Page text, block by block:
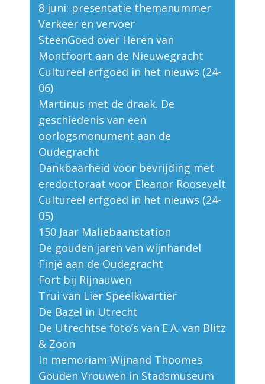
8 juni: presentatie themanummer
Verkeer en vervoer
SteenGoed over Heren van
Montfoort aan de Nieuwegracht
Cultureel erfgoed in het nieuws (24-
06)
Martinus met de draak. De
geschiedenis van een
oorlogsmonument aan de
Oudegracht
Dankbaarheid voor bevrijding met
eredoctoraat voor Eleanor Roosevelt
Cultureel erfgoed in het nieuws (24-
05)
150 Jaar Maliebaanstation
De gouden jaren van wijnhandel
Finjé aan de Oudegracht
Fort bij Rijnauwen
Trui van Lier Speelkwartier
De Bazel in Utrecht
De Utrechtse foto’s van E.A. van Blitz
& Zoon
In memoriam Wijnand Thoomes
Gouden Vrouwen in Stadsmuseum